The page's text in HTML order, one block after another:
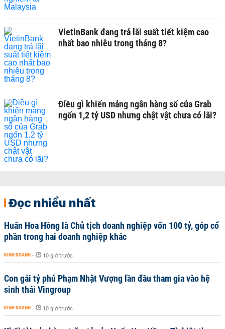
VietinBank đang trả lãi suất tiết kiệm cao
nhất bao nhiêu trong tháng 8?
Điều gì khiến mảng ngân hàng số của Grab
ngốn 1,2 tỷ USD nhưng chật vật chưa có lãi?
Đọc nhiều nhất
Huấn Hoa Hồng là Chủ tịch doanh nghiệp vốn 100 tỷ, góp cổ
phần trong hai doanh nghiệp khác
KINH DOANH - 10 giờ trước
Con gái tỷ phú Phạm Nhật Vượng lần đầu tham gia vào hệ
sinh thái Vingroup
KINH DOANH - 10 giờ trước